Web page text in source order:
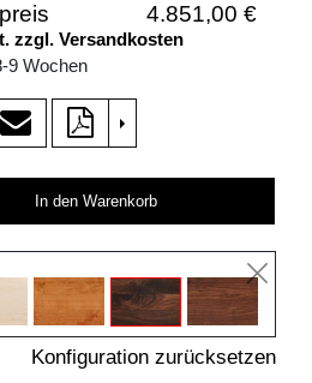
4.851,00 €
zzgl. Versandkosten
9 Wochen
>
In den Warenkorb
Konfiguration zurücksetzen